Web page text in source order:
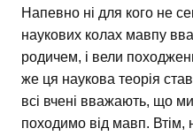
Напевно ні для кого не
наукових колах мавпу
родичем, і вели
же ця наукова теорія
всі вчені вважають, що
походимо від мавп. Втім,